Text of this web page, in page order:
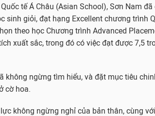
tế Á Châu (Asian School), Sơn Nam
sinh giỏi, đạt hạng Excellent chương trình
theo học Chương trình Advanced
xuất sắc, trong đó có việc đạt được 7,5
không ngừng tìm hiểu, và đặt mục tiêu
cờ hoa.
không ngừng nghỉ của bản thân, cùng